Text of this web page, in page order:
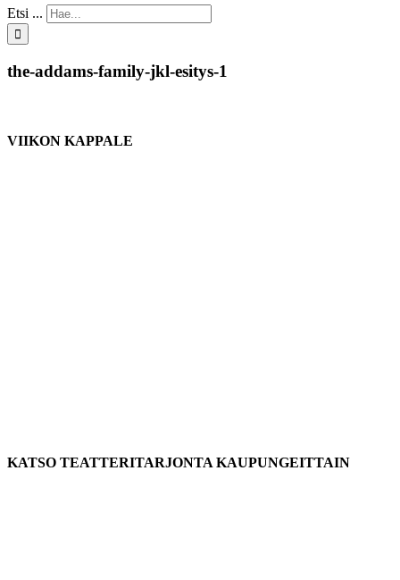
Etsi ...
the-addams-family-jkl-esitys-1
VIIKON KAPPALE
KATSO TEATTERITARJONTA KAUPUNGEITTAIN